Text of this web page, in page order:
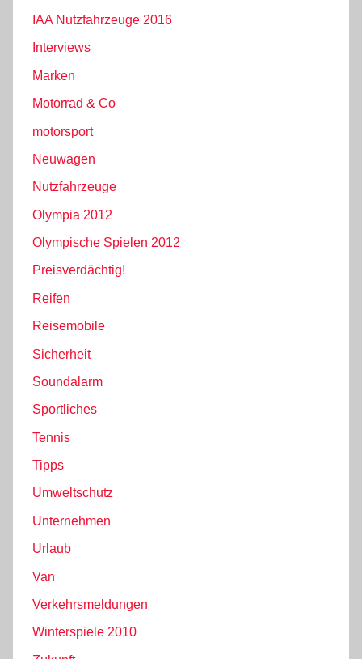
IAA Nutzfahrzeuge 2016
Interviews
Marken
Motorrad & Co
motorsport
Neuwagen
Nutzfahrzeuge
Olympia 2012
Olympische Spielen 2012
Preisverdächtig!
Reifen
Reisemobile
Sicherheit
Soundalarm
Sportliches
Tennis
Tipps
Umweltschutz
Unternehmen
Urlaub
Van
Verkehrsmeldungen
Winterspiele 2010